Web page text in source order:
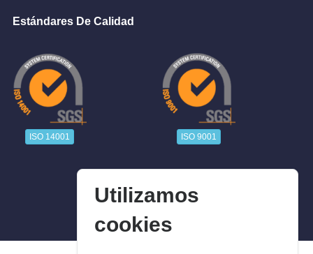
Estándares De Calidad
ISO 14001 ISO 9001
Utilizamos
cookies